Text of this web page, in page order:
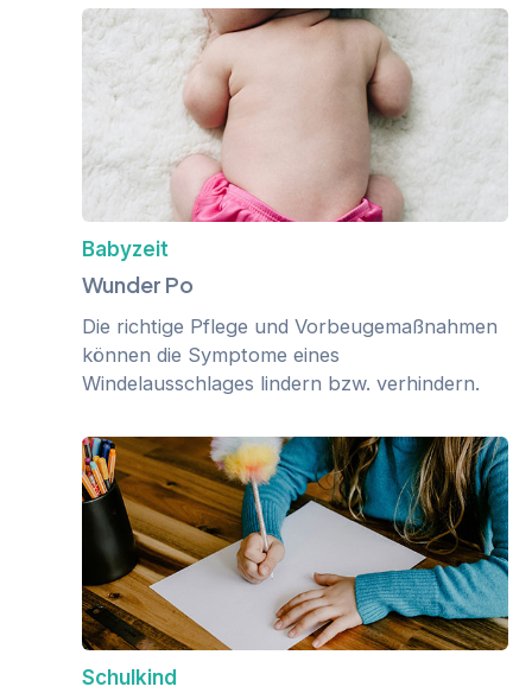
Babyzeit
Wunder Po
Die richtige Pflege und Vorbeugemaßnahmen
können die Symptome eines
Windelausschlages lindern bzw. verhindern.
Schulkind